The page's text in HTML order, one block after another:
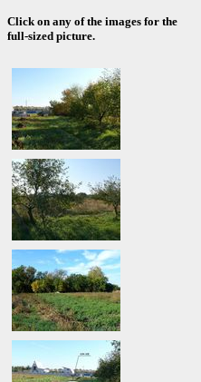
Click on any of the images for the
full-sized picture.